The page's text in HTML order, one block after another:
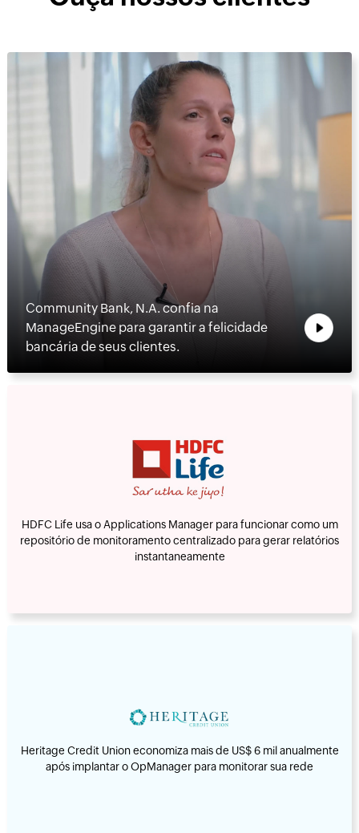
Community Bank, N.A. confia na
ManageEngine para garantir a felicidade
bancária de seus clientes.
HDFC Life usa o Applications Manager para funcionar como um
repositório de monitoramento centralizado para gerar relatórios
instantaneamente
Heritage Credit Union economiza mais de US$ 6 mil anualmente
após implantar o OpManager para monitorar sua rede